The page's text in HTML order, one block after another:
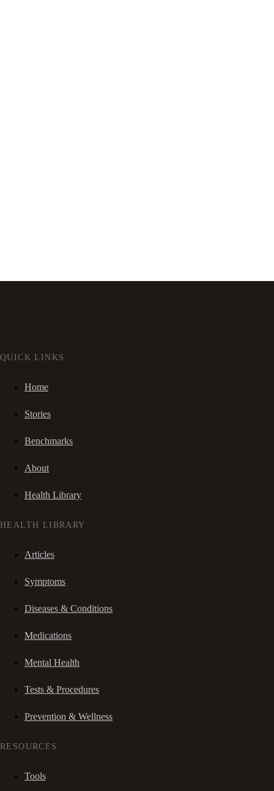
QUICK LINKS
Home
Stories
Benchmarks
About
Health Library
HEALTH LIBRARY
Articles
Symptoms
Diseases & Conditions
Medications
Mental Health
Tests & Procedures
Prevention & Wellness
RESOURCES
Tools